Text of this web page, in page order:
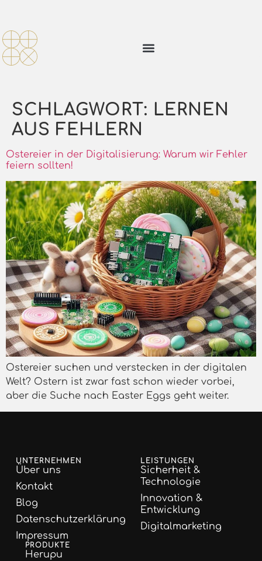
SCHLAGWORT: LERNEN
AUS FEHLERN
Ostereier in der Digitalisierung: Warum wir Fehler
feiern sollten!
Ostereier suchen und verstecken in der digitalen
Welt? Ostern ist zwar fast schon wieder vorbei,
aber die Suche nach Easter Eggs geht weiter.
UNTERNEHMEN
Über uns
Kontakt
Blog
Datenschutzerklärung
Impressum
LEISTUNGEN
Sicherheit &
Technologie
Innovation &
Entwicklung
Digitalmarketing
PRODUKTE
Herupu